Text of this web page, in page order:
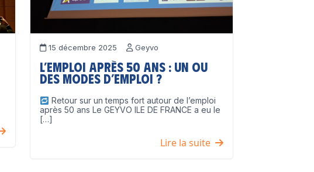
15 décembre 2025 Geyvo
L’emploi après 50 ans : un ou
des modes d’emploi ?
Retour sur un temps fort autour de l’emploi
après 50 ans Le GEYVO ILE DE FRANCE a eu le
[…]
Lire la suite